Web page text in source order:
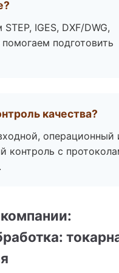
IGES, DXF/DWG,
помогаем подготовить
качества?
операционный
контроль с